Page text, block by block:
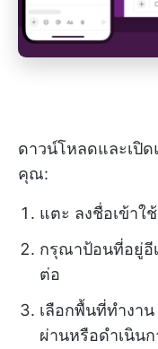
ดาวน์โหลดและเปิ
คุณ:
แตะ ลงชื่อเข้าใช้
กรุณาป้อนที่อยู่อี
ต่อ
เลือกพื้นที่ทำงา
ผ่านหรือดำเนิน